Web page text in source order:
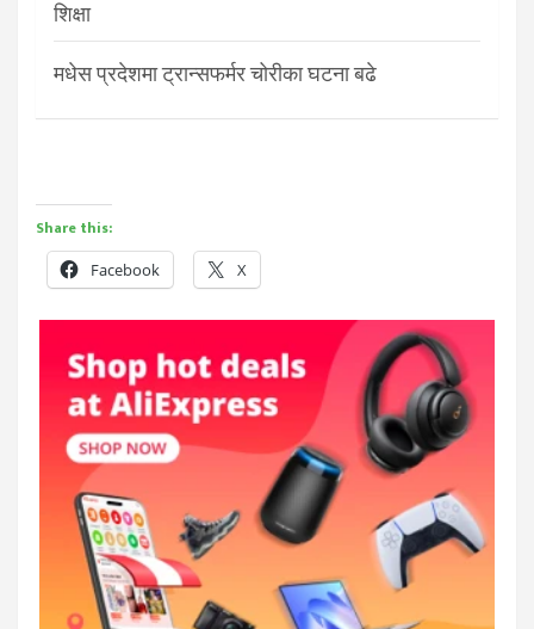
शिक्षा
मधेस प्रदेशमा ट्रान्सफर्मर चोरीका घटना बढे
Share this:
Facebook X